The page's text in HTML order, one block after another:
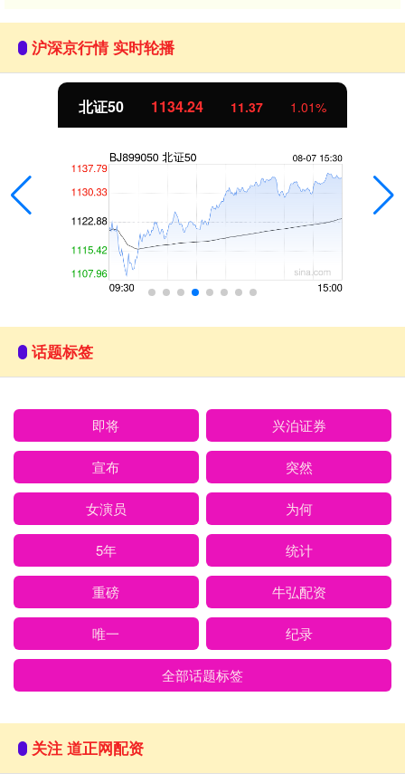
沪深京行情 实时轮播
北证50 1134.24 11.37 1.01%
话题标签
即将 兴泊证券
宣布 突然
女演员 为何
5年 统计
重磅 牛弘配资
唯一 纪录
全部话题标签
关注 道正网配资